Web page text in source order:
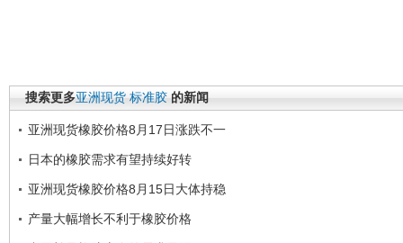
搜索更多亚洲现货 标准胶 的新闻
亚洲现货橡胶价格8月17日涨跌不一
日本的橡胶需求有望持续好转
亚洲现货橡胶价格8月15日大体持稳
产量大幅增长不利于橡胶价格